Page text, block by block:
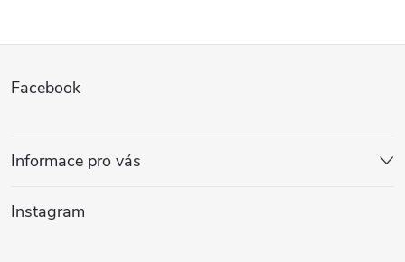
p
a
Facebook
Informace pro vás
Instagram